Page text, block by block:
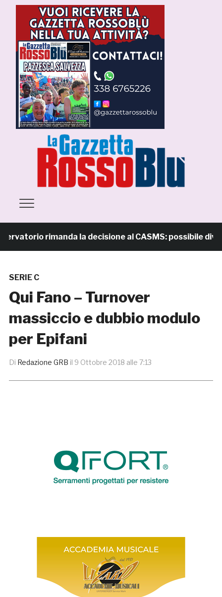
rimanda la decisione al CASMS: possibile divieto
SERIE C
Qui Fano – Turnover
massiccio e dubbio modulo
per Epifani
Di Redazione GRB il 9 Ottobre 2018 alle 7:13